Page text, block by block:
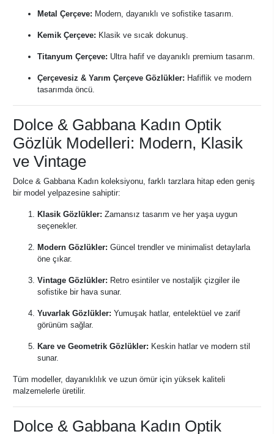
Metal Çerçeve: Modern, dayanıklı ve sofistike tasarım.
Kemik Çerçeve: Klasik ve sıcak dokunuş.
Titanyum Çerçeve: Ultra hafif ve dayanıklı premium tasarım.
Çerçevesiz & Yarım Çerçeve Gözlükler: Hafiflik ve modern
tasarımda öncü.
Dolce & Gabbana Kadın Optik
Gözlük Modelleri: Modern, Klasik
ve Vintage
Dolce & Gabbana Kadın koleksiyonu, farklı tarzlara hitap eden geniş
bir model yelpazesine sahiptir:
Klasik Gözlükler: Zamansız tasarım ve her yaşa uygun
seçenekler.
Modern Gözlükler: Güncel trendler ve minimalist detaylarla
öne çıkar.
Vintage Gözlükler: Retro esintiler ve nostaljik çizgiler ile
sofistike bir hava sunar.
Yuvarlak Gözlükler: Yumuşak hatlar, entelektüel ve zarif
görünüm sağlar.
Kare ve Geometrik Gözlükler: Keskin hatlar ve modern stil
sunar.
Tüm modeller, dayanıklılık ve uzun ömür için yüksek kaliteli
malzemelerle üretilir.
Dolce & Gabbana Kadın Optik